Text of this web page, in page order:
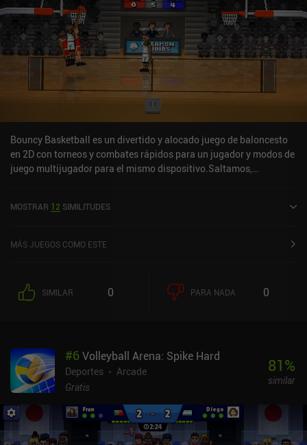
Bouncy Basketball es un divertido y alocado juego de baloncesto
en 2D con torneos y combates rápidos para un jugador y modos de
juego multijugador para el mismo dispositivo.Saltamos,
realizar mates épicos y robar balones. De hecho, hay un techo de
juego casual.La monetización se produce a través de anuncios de
MOSTRAR 12 SIMILITUDES
MÁS JUEGOS COMO ESTE
SIMILAR 0 PARA NADA 0
#6Volleyball Arena: Spike Hard
Deportes
Arcade
Gratis
81%
similar